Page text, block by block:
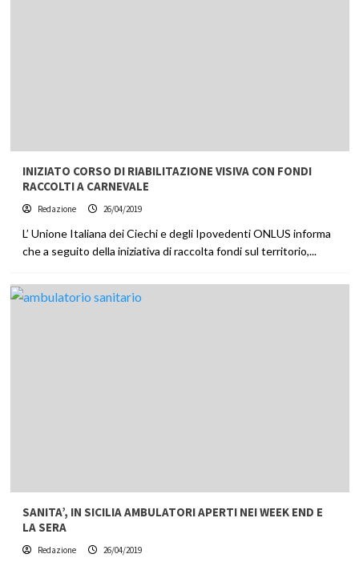
INIZIATO CORSO DI RIABILITAZIONE VISIVA CON FONDI
RACCOLTI A CARNEVALE
Redazione 26/04/2019
L’ Unione Italiana dei Ciechi e degli Ipovedenti ONLUS informa
che a seguito della iniziativa di raccolta fondi sul territorio,...
SANITA’, IN SICILIA AMBULATORI APERTI NEI WEEK END E
LA SERA
Redazione 26/04/2019